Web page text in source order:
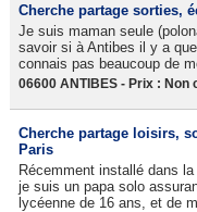
Cherche partage sorties,
Je suis maman seule
savoir si à Antibes il y a
connais pas beaucoup de
06600 ANTIBES - Prix : Non
Cherche partage loisirs,
Paris
Récemment installé dans
je suis un papa solo
lycéenne de 16 ans, et de